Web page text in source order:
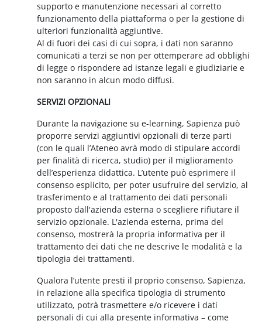
supporto e manutenzione necessari al corretto
funzionamento della piattaforma o per la gestione di
ulteriori funzionalità aggiuntive.
Al di fuori dei casi di cui sopra, i dati non saranno
comunicati a terzi se non per ottemperare ad obblighi
di legge o rispondere ad istanze legali e giudiziarie e
non saranno in alcun modo diffusi.
SERVIZI OPZIONALI
Durante la navigazione su e-learning, Sapienza può
proporre servizi aggiuntivi opzionali di terze parti
(con le quali l’Ateneo avrà modo di stipulare accordi
per finalità di ricerca, studio) per il miglioramento
dell’esperienza didattica. L’utente può esprimere il
consenso esplicito, per poter usufruire del servizio, al
trasferimento e al trattamento dei dati personali
proposto dall'azienda esterna o scegliere rifiutare il
servizio opzionale. L'azienda esterna, prima del
consenso, mostrerà la propria informativa per il
trattamento dei dati che ne descrive le modalità e la
tipologia dei trattamenti.
Qualora l’utente presti il proprio consenso, Sapienza,
in relazione alla specifica tipologia di strumento
utilizzato, potrà trasmettere e/o ricevere i dati
personali di cui alla presente informativa – come